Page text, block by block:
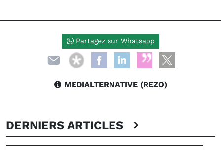
MEDIALTERNATIVE (REZO)
DERNIERS ARTICLES
Partagez sur Whatsapp